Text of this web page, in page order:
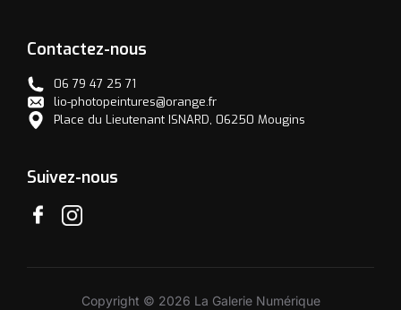
Contactez-nous
06 79 47 25 71
lio-photopeintures@orange.fr
Place du Lieutenant ISNARD, 06250 Mougins
Suivez-nous
Copyright © 2026 La Galerie Numérique